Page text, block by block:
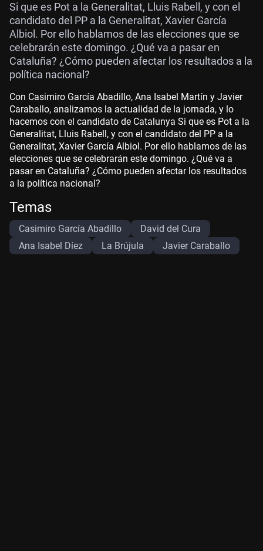
Si que es Pot a la Generalitat, Lluis Rabell, y con el
candidato del PP a la Generalitat, Xavier García
Albiol. Por ello hablamos de las elecciones que se
celebrarán este domingo. ¿Qué va a pasar en
Cataluña? ¿Cómo pueden afectar los resultados a la
política nacional?
Con Casimiro García Abadillo, Ana Isabel Martín y Javier
Caraballo, analizamos la actualidad de la jornada, y lo
hacemos con el candidato de Catalunya Si que es Pot a la
Generalitat, Lluis Rabell, y con el candidato del PP a la
Generalitat, Xavier García Albiol. Por ello hablamos de las
elecciones que se celebrarán este domingo. ¿Qué va a
pasar en Cataluña? ¿Cómo pueden afectar los resultados
a la política nacional?
Temas
Casimiro García Abadillo
David del Cura
Ana Isabel Díez
La Brújula Javier Caraballo